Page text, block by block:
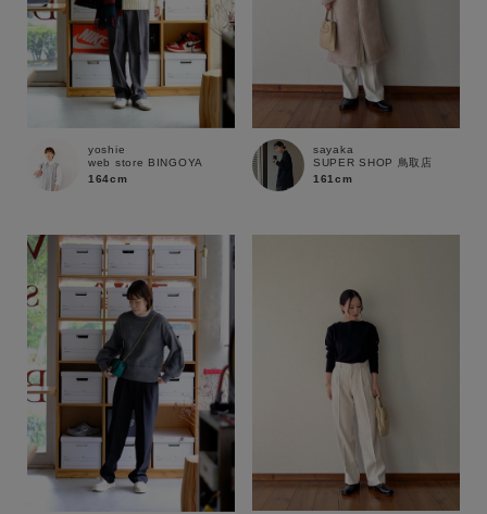
yoshie
web store BINGOYA
164cm
sayaka
SUPER SHOP 鳥取店
161cm